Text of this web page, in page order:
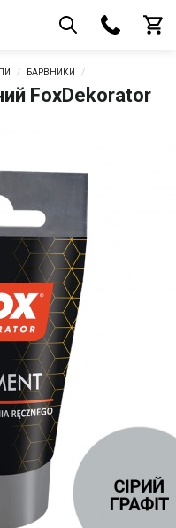
БАРВНИКИ
FoxDekorator